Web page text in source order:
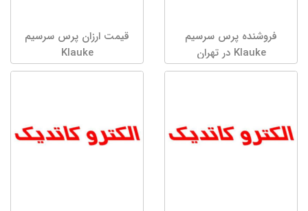
فروشنده پرس سرسیم
Klauke در تهران
قیمت ارزان پرس سرسیم
Klauke